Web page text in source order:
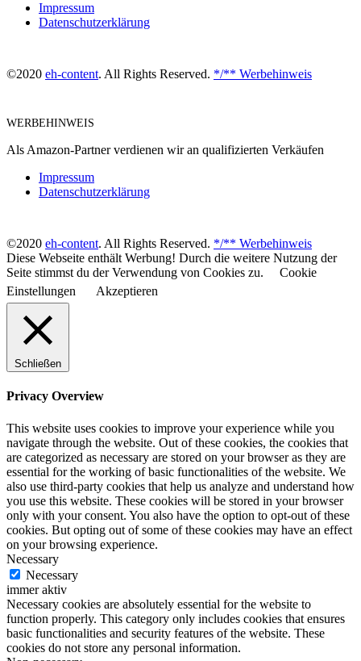
Impressum
Datenschutzerklärung
©2020 eh-content. All Rights Reserved. */** Werbehinweis
WERBEHINWEIS
Als Amazon-Partner verdienen wir an qualifizierten Verkäufen
Impressum
Datenschutzerklärung
©2020 eh-content. All Rights Reserved. */** Werbehinweis
Diese Webseite enthält Werbung! Durch die weitere Nutzung der
Seite stimmst du der Verwendung von Cookies zu.
Cookie
Einstellungen
Akzeptieren
Schließen
Privacy Overview
This website uses cookies to improve your experience while you
navigate through the website. Out of these cookies, the cookies that
are categorized as necessary are stored on your browser as they are
essential for the working of basic functionalities of the website. We
also use third-party cookies that help us analyze and understand how
you use this website. These cookies will be stored in your browser
only with your consent. You also have the option to opt-out of these
cookies. But opting out of some of these cookies may have an effect
on your browsing experience.
Necessary
Necessary
immer aktiv
Necessary cookies are absolutely essential for the website to
function properly. This category only includes cookies that ensures
basic functionalities and security features of the website. These
cookies do not store any personal information.